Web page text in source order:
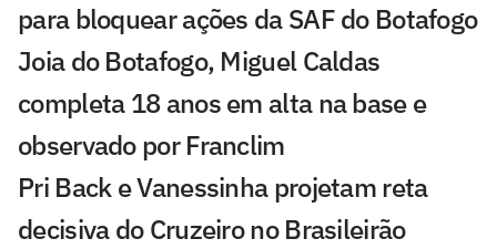
para bloquear ações da SAF do Botafogo
Joia do Botafogo, Miguel Caldas
completa 18 anos em alta na base e
observado por Franclim
Pri Back e Vanessinha projetam reta
decisiva do Cruzeiro no Brasileirão